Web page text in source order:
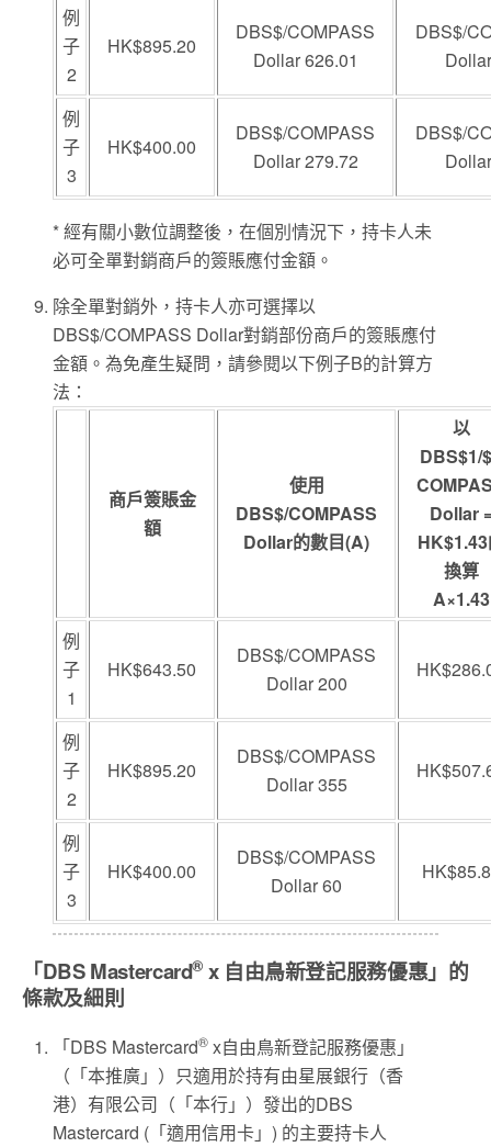
例
子
2
HK$895.20
DBS$/COMPASS
Dollar 626.01
DBS$/
例
子
3
HK$400.00
DBS$/COMPASS
Dollar 279.72
DBS$/
* 經有關小數位調整後，在個別情況下，持卡人未
必可全單對銷商戶的簽賬應付金額。
除全單對銷外，持卡人亦可選擇以
DBS$/COMPASS Dollar對銷部份商戶的簽賬應付
金額。為免產生疑問，請參閱以下例子B的計算方
法：
商戶簽賬金
額
使用
DBS$/COMPASS
Dollar的數目(A)
以
DBS$1/
Dollar
換算
A×1.43
例
子
1
HK$643.50
DBS$/COMPASS
Dollar 200
例
子
2
HK$895.20
DBS$/COMPASS
Dollar 355
例
子
3
HK$400.00
DBS$/COMPASS
Dollar 60
「DBS Mastercard® x 自由鳥新登記服務優惠」的
條款及細則
「DBS Mastercard® x自由鳥新登記服務優惠」
（「本推廣」）只適用於持有由星展銀行（香
港）有限公司（「本行」）發出的DBS
Mastercard (「適用信用卡」) 的主要持卡人